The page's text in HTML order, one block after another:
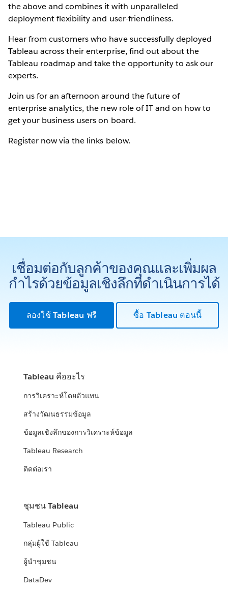
the above and combines it with unparalleled
deployment flexibility and user-friendliness.
Hear from customers who have successfully deployed
Tableau across their enterprise, find out about the
Tableau roadmap and take the opportunity to ask our
experts.
Join us for an afternoon around the future of
enterprise analytics, the new role of IT and on how to
get your business users on board.
Register now via the links below.
เชื่อมต่อกับลูกค้าของคุณและเพิ่มผล
กำไรด้วยข้อมูลเชิงลึกที่ดำเนินการได้
ลองใช้ Tableau ฟรี ซื้อ Tableau ตอนนี้
Tableau คืออะไร
การวิเคราะห์โดยตัวแทน
สร้างวัฒนธรรมข้อมูล
ข้อมูลเชิงลึกของการวิเคราะห์ข้อมูล
Tableau Research
ติดต่อเรา
ชุมชน Tableau
Tableau Public
กลุ่มผู้ใช้ Tableau
ผู้นำชุมชน
DataDev